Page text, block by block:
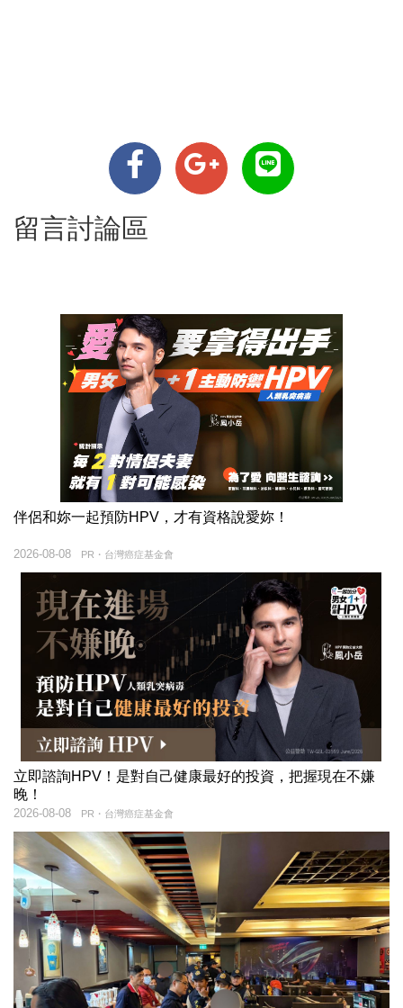
留言討論區
伴侶和妳一起預防HPV，才有資格說愛妳！
PR・台灣癌症基金會
2026-08-08
立即諮詢HPV！是對自己健康最好的投資，把握現在不嫌
晚！
PR・台灣癌症基金會
2026-08-08